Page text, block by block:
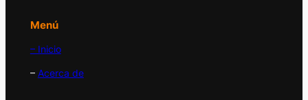
Menú
– Inicio
– Acerca de